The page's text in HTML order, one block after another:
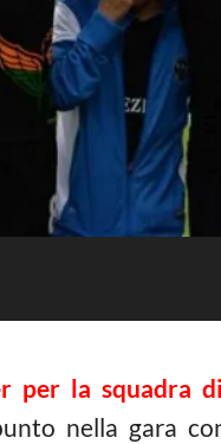
per la squadra
nella gara